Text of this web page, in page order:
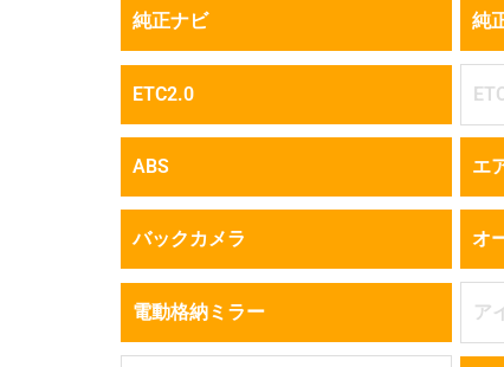
純正ナビ 純
ETC2.0
ABS エ
バックカメラ オ
電動格納ミラー ア